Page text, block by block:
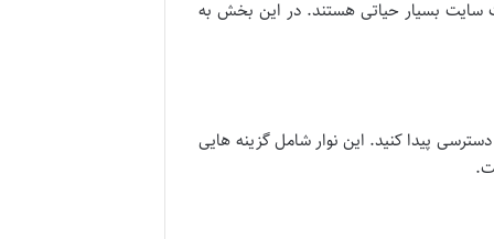
سایت بسیار حیاتی هستند. در این بخش به
پیدا کنید. این نوار شامل گزینه هایی